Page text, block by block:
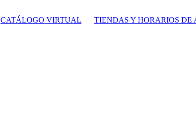
CATÁLOGO VIRTUAL TIENDAS Y HORARIOS DE